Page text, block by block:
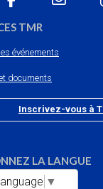
TMR
événements
documents
Inscrivez-vous à
LA LANGUE
▼